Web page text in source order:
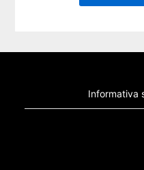
Informativa